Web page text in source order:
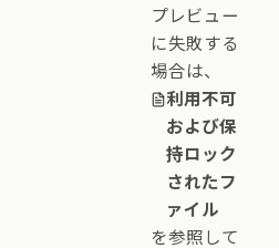
プレビュー
に失敗する
場合は、
利用不可
および保
持ロック
されたフ
ァイル
を参照して